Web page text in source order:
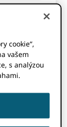
našem
na
cookie“,
vašem
s analýzou